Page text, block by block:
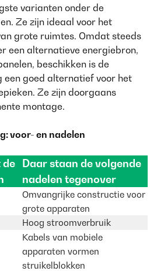
varianten onder de
Ze zijn ideaal voor het
grote ruimtes. Omdat steeds
een alternatieve energiebron,
beschikken is de
goed alternatief voor het
Ze zijn doorgaans
montage.
voor- en nadelen
de
Daar staan de volgende
nadelen tegenover
Omvangrijke constructie voor
grote apparaten
Hoog stroomverbruik
Kabels van mobiele
apparaten vormen
struikelblokken